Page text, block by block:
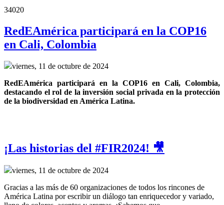
34020
RedEAmérica participará en la COP16
en Cali, Colombia
viernes, 11 de octubre de 2024
RedEAmérica participará en la COP16 en Cali, Colombia,
destacando el rol de la inversión social privada en la protección
de la biodiversidad en América Latina.
¡Las historias del #FIR2024! 🎥
viernes, 11 de octubre de 2024
Gracias a las más de 60 organizaciones de todos los rincones de
América Latina por escribir un diálogo tan enriquecedor y variado,